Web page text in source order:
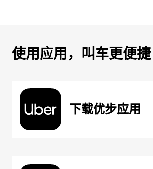
使用应用，叫车更便捷
下载优步应用